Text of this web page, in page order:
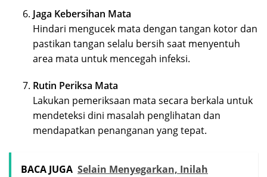
Jaga Kebersihan Mata
Hindari mengucek mata dengan tangan kotor dan
pastikan tangan selalu bersih saat menyentuh
area mata untuk mencegah infeksi.
Rutin Periksa Mata
Lakukan pemeriksaan mata secara berkala untuk
mendeteksi dini masalah penglihatan dan
mendapatkan penanganan yang tepat.
BACA JUGA Selain Menyegarkan, Inilah